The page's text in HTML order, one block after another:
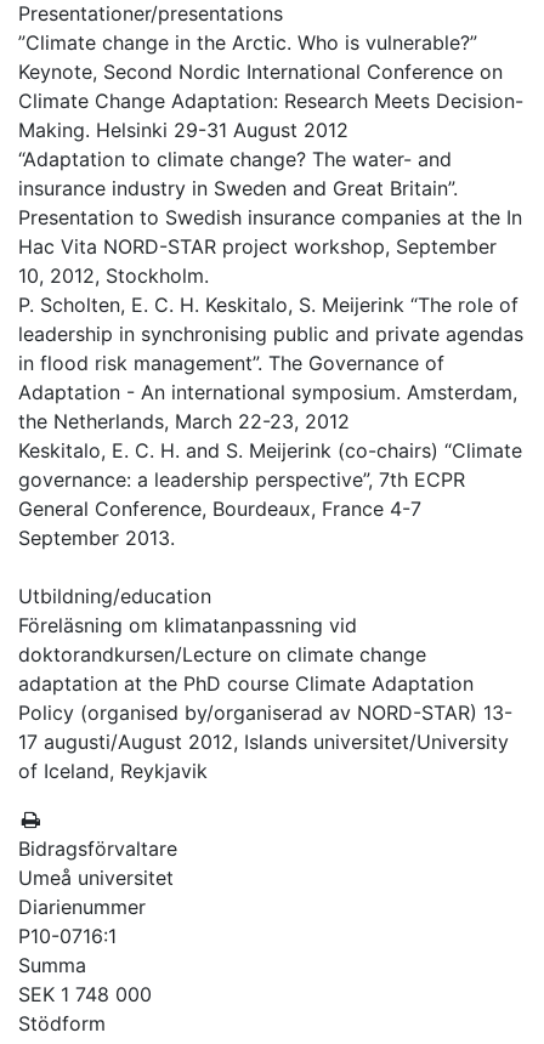
Presentationer/presentations
”Climate change in the Arctic. Who is vulnerable?”
Keynote, Second Nordic International Conference on
Climate Change Adaptation: Research Meets Decision-
Making. Helsinki 29-31 August 2012
“Adaptation to climate change? The water- and
insurance industry in Sweden and Great Britain”.
Presentation to Swedish insurance companies at the In
Hac Vita NORD-STAR project workshop, September
10, 2012, Stockholm.
P. Scholten, E. C. H. Keskitalo, S. Meijerink “The role of
leadership in synchronising public and private agendas
in flood risk management”. The Governance of
Adaptation - An international symposium. Amsterdam,
the Netherlands, March 22-23, 2012
Keskitalo, E. C. H. and S. Meijerink (co-chairs) “Climate
governance: a leadership perspective”, 7th ECPR
General Conference, Bourdeaux, France 4-7
September 2013.
Utbildning/education
Föreläsning om klimatanpassning vid
doktorandkursen/Lecture on climate change
adaptation at the PhD course Climate Adaptation
Policy (organised by/organiserad av NORD-STAR) 13-
17 augusti/August 2012, Islands universitet/University
of Iceland, Reykjavik
Bidragsförvaltare
Umeå universitet
Diarienummer
P10-0716:1
Summa
SEK 1 748 000
Stödform